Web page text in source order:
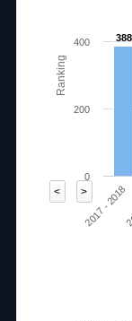
< >
Ranking
388
2017 - 2018
0
200
400